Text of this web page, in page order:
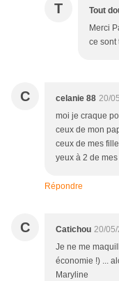
T Tout
Merci
ce sont
C celanie 88 20/
moi je craque
ceux de mon
ceux de mes
yeux à 2 de
Répondre
C Catichou 20/
Je ne me
économie !) ...
Maryline